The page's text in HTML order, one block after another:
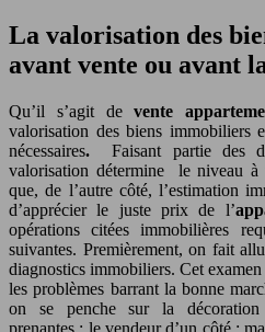
La valorisation des
avant vente ou avant
Qu’il s’agit devente
valorisation des biens immobiliers
nécessaires.Faisant partie des
valorisation détermine le niveau
que, de l’autre côté, l’estimation
d’apprécier le juste prix de l’
opérations citées immobilières
suivantes. Premièrement, on fait
diagnostics immobiliers. Cet
les problèmes barrant la bonne
on se penche sur la
prenantes : le vendeur d’un côté ;